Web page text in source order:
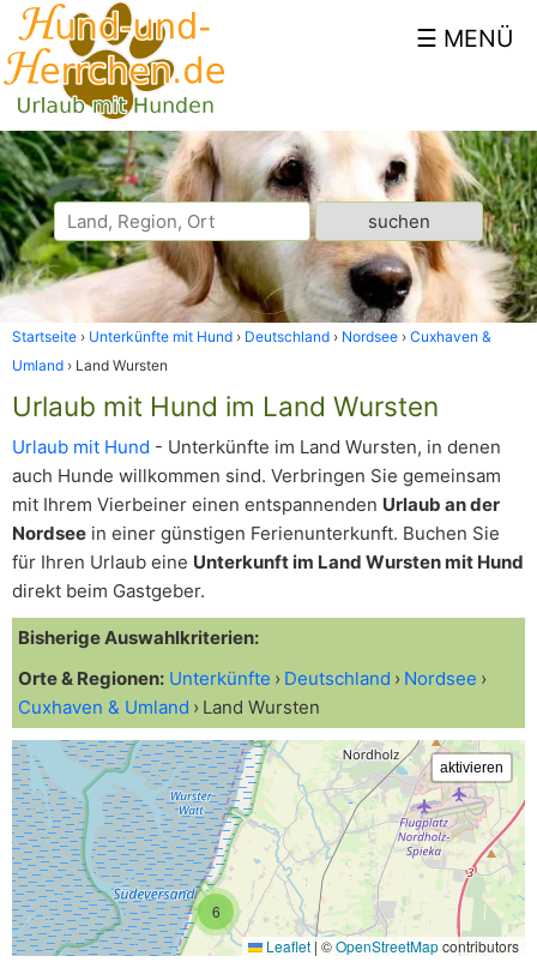
Startseite Unterkünfte mit Hund Deutschland Nordsee
Cuxhaven &
Umland
Land Wursten
Urlaub mit Hund im Land Wursten
Urlaub mit Hund - Unterkünfte im Land Wursten, in denen
auch Hunde willkommen sind. Verbringen Sie gemeinsam
mit Ihrem Vierbeiner einen entspannenden Urlaub an der
Nordsee in einer günstigen Ferienunterkunft. Buchen Sie
für Ihren Urlaub eine Unterkunft im Land Wursten mit Hund
direkt beim Gastgeber.
Bisherige Auswahlkriterien:
Orte & Regionen: Unterkünfte Deutschland
Nordsee
Cuxhaven & Umland
Land Wursten
6
Leaflet | ©OpenStreetMapcontributors